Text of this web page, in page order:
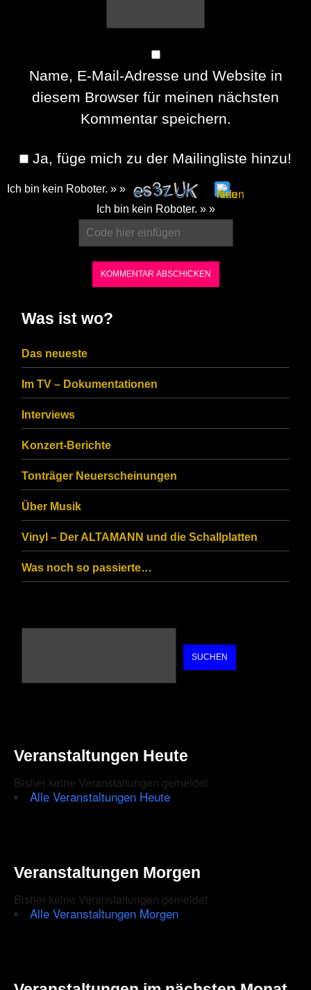
Name, E-Mail-Adresse und Website in
diesem Browser für meinen nächsten
Kommentar speichern.
Ja, füge mich zu der Mailingliste hinzu!
Ich bin kein Roboter. » »
CAPTCHA
ensure
that
you
are
human.
Ich bin kein Roboter. » »
Was ist wo?
Das neueste
Im TV – Dokumentationen
Interviews
Konzert-Berichte
Tonträger Neuerscheinungen
Über Musik
Vinyl – Der ALTAMANN und die Schallplatten
Was noch so passierte…
SUCHEN
Veranstaltungen Heute
Bisher keine Veranstaltungen gemeldet
Alle Veranstaltungen Heute
Veranstaltungen Morgen
Bisher keine Veranstaltungen gemeldet
Alle Veranstaltungen Morgen